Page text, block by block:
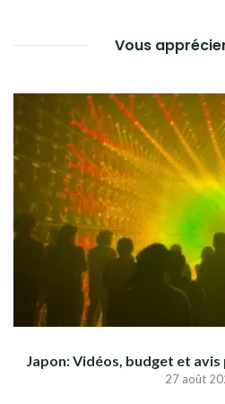
Vous
Japon: Vidéos, budget et
27 août